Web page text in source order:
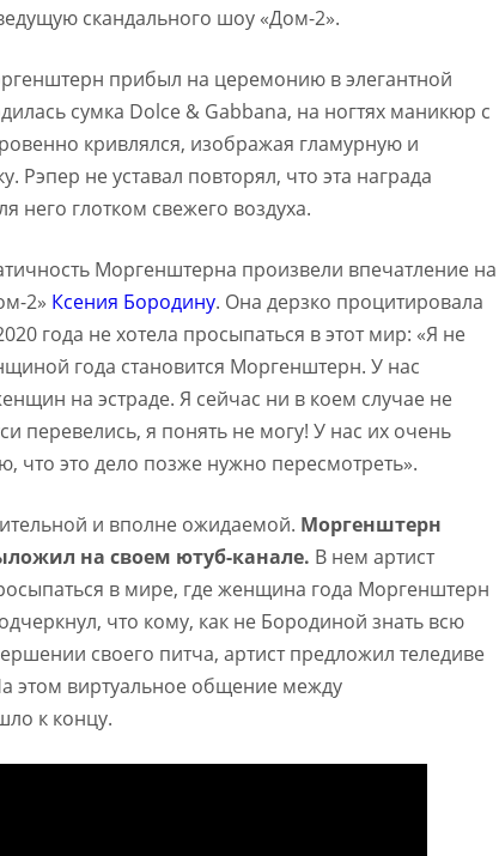
скандального шоу «Дом-2».
прибыл на церемонию в элегантной
сумка Dolce & Gabbana, на ногтях маникюр с
кривлялся, изображая гламурную и
не уставал повторял, что эта награда
него глотком свежего воздуха.
Моргенштерна произвели впечатление на
2» Ксения Бородину. Она дерзко процитировала
года не хотела просыпаться в этот мир: «Я не
года становится Моргенштерн. У нас
на эстраде. Я сейчас ни в коем случае не
перевелись, я понять не могу! У нас их очень
что это дело позже нужно пересмотреть».
и вполне ожидаемой. Моргенштерн
на своем ютуб-канале. В нем артист
в мире, где женщина года Моргенштерн
что кому, как не Бородиной знать всю
своего питча, артист предложил теледиве
этом виртуальное общение между
к концу.